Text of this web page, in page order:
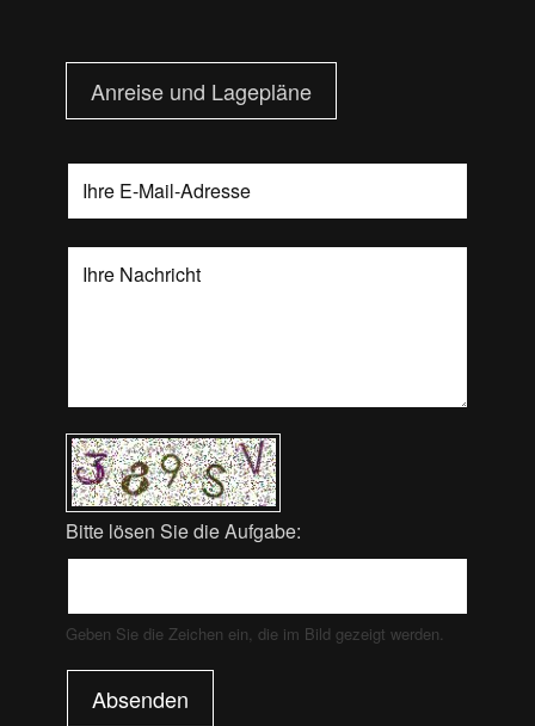
Anreise und Lagepläne
Bitte lösen Sie die Aufgabe:
Geben Sie die Zeichen ein, die im Bild gezeigt werden.
Absenden